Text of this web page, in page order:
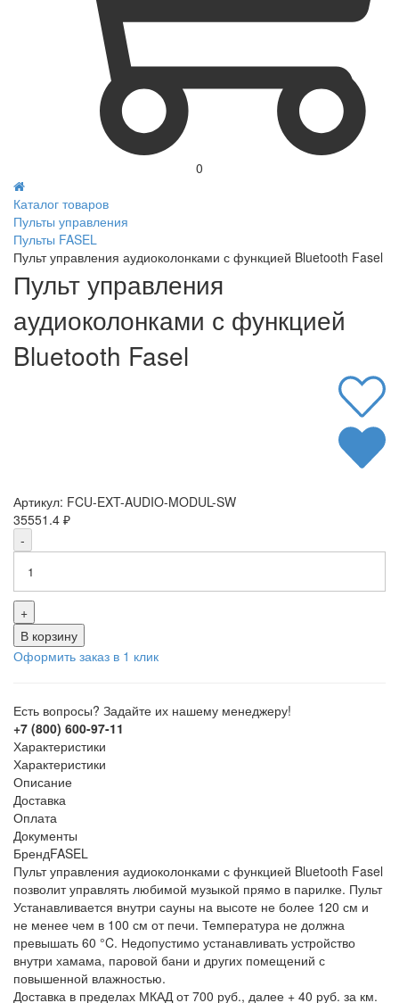
0
Каталог товаров
Пульты управления
Пульты FASEL
Пульт управления аудиоколонками с функцией Bluetooth Fasel
Пульт управления
аудиоколонками с функцией
Bluetooth Fasel
Артикул: FCU-EXT-AUDIO-MODUL-SW
35551.4 ₽
-
+
В корзину
Оформить заказ в 1 клик
Есть вопросы? Задайте их нашему менеджеру!
+7 (800) 600-97-11
Характеристики
Характеристики
Описание
Доставка
Оплата
Документы
БрендFASEL
Пульт управления аудиоколонками с функцией Bluetooth Fasel
позволит управлять любимой музыкой прямо в парилке. Пульт
Устанавливается внутри сауны на высоте не более 120 см и
не менее чем в 100 см от печи. Температура не должна
превышать 60 °C. Недопустимо устанавливать устройство
внутри хамама, паровой бани и других помещений с
повышенной влажностью.
Доставка в пределах МКАД от 700 руб., далее + 40 руб. за км.